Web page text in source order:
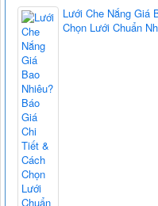
Lưới Che Nắng Giá
Chọn Lưới Chuẩn